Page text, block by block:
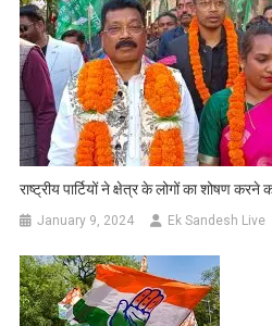
राष्ट्रीय पार्टियों ने क्षेत्र के लोगों का शोषण करने
January 9, 2024 Ek Sandesh Live